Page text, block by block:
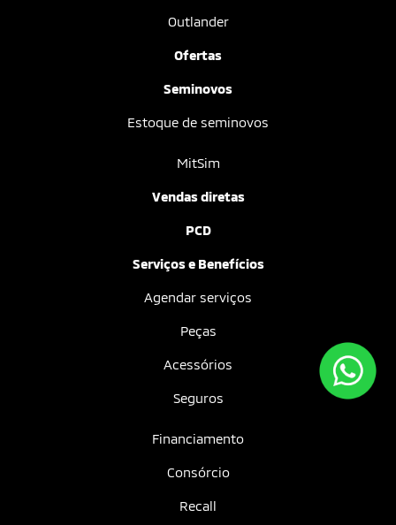
Outlander
Ofertas
Seminovos
Estoque de seminovos
MitSim
Vendas diretas
PCD
Serviços e Benefícios
Agendar serviços
Peças
Acessórios
Seguros
Financiamento
Consórcio
Recall